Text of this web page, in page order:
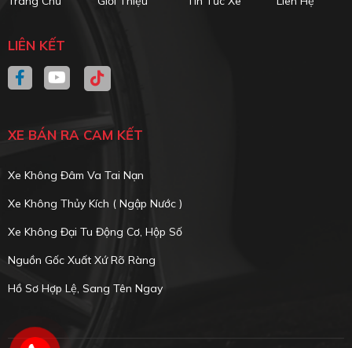
LIÊN KẾT
XE BÁN RA CAM KẾT
Xe Không Đâm Va Tai Nạn
Xe Không Thủy Kích ( Ngập Nước )
Xe Không Đại Tu Động Cơ, Hộp Số
Nguồn Gốc Xuất Xứ Rõ Ràng
Hồ Sơ Hợp Lệ, Sang Tên Ngay